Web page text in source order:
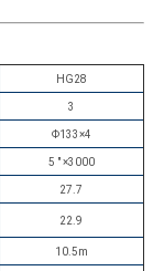
HG28
3
Φ133×4
5 ″ ×3000
27.7
22.9
10.5m